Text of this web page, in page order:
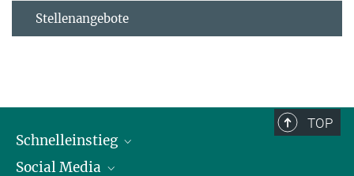
Stellenangebote
TOP
Schnelleinstieg
Alumni
Social Media